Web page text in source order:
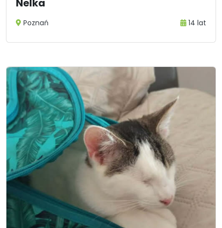
Nelka
Poznań 14 lat